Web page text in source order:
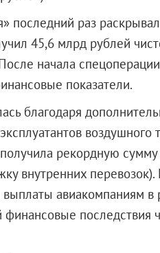
последний раз
45,6 млрд рублей
начала
показатели.
благодаря
воздушного
рекордную
внутренних перевозок).
авиакомпаниям в
последствия